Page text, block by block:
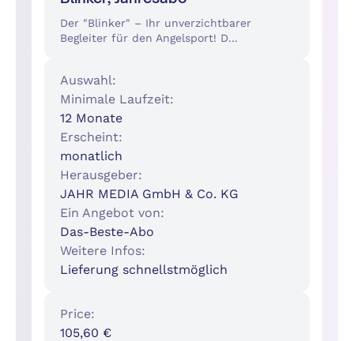
Der "Blinker" – Ihr unverzichtbarer
Begleiter für den Angelsport! D...
Auswahl:
Minimale Laufzeit:
12 Monate
Erscheint:
monatlich
Herausgeber:
JAHR MEDIA GmbH & Co. KG
Ein Angebot von:
Das-Beste-Abo
Weitere Infos:
Lieferung schnellstmöglich
Price:
105,60 €